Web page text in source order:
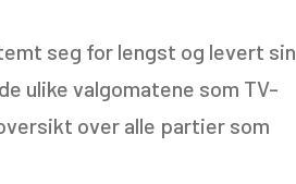
seg for lengst og levert sin
ulike valgomatene som TV-
over alle partier som